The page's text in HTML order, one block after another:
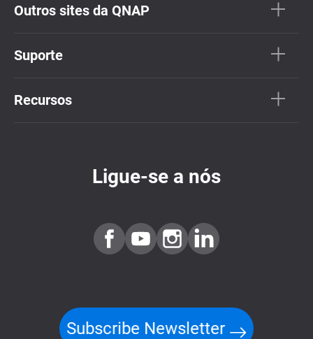
Outros sites da QNAP
Suporte
Recursos
Ligue-se a nós
Subscribe Newsletter